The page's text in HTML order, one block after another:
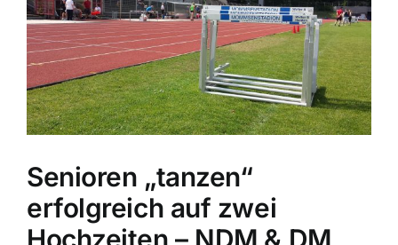
Senioren „tanzen“
erfolgreich auf zwei